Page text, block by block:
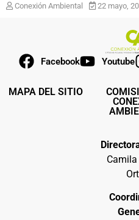
Conexión Ambiental 22 mayo,
Facebook Youtube
MAPA DEL SITIO